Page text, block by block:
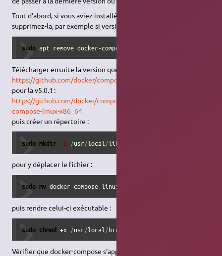
Tout d'abord, si vous aviez installé une précédente version,
supprimez-la, par exemple si version des dépôts officiels :
sudo apt remove docker-compose
Télécharger ensuite la version que vous souhaitez à partir de
https://github.com/docker/compose/releases
pour la v5.0.1 :
https://github.com/docker/compose/releases/download/v5.0.1/
compose-linux-x86_64
puis créer un répertoire :
sudo mkdir -p /usr/local /lib
pour y déplacer le fichier :
sudo mv docker-compose-linux-x86_64
puis rendre celui-ci exécutable :
sudo chmod +x /usr/local /bin
Vérifier que docker-compose s'appelle correctement :